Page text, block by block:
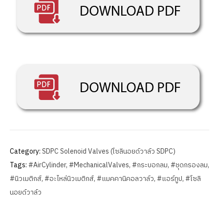
Category:SDPC Solenoid Valves (โซลินอยด์วาล์ว SDPC)
Tags:#AirCylinder,#MechanicalValves,#กระบอกลม,#ชุดกรองลม,
#นิวเมติกส์,#อะไหล่นิวเมติกส์,#แมคคานิคอลวาล์ว,#แอร์ทูป,#โซลิ
นอยด์วาล์ว